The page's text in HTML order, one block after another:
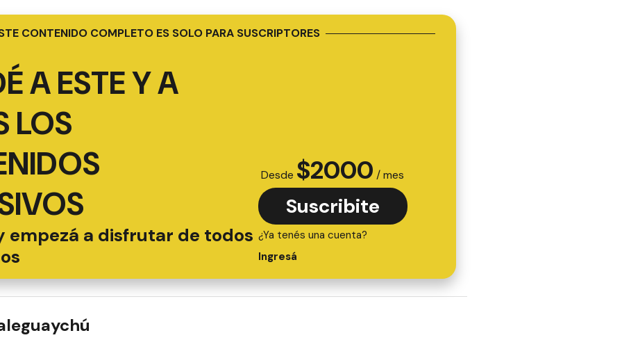
CONTENIDO COMPLETO ES SOLO PARA SUSCRIPTORES
A ESTE Y A
LOS
empezá a disfrutar de todos
Desde $2000 / mes
Suscribite
¿Ya tenés una cuenta?
Ingresá